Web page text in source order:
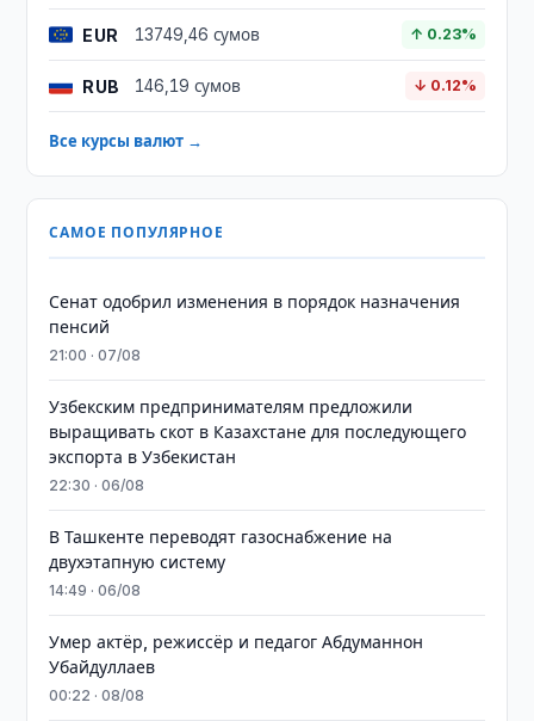
EUR 13749,46 сумов ↑ 0.23%
RUB 146,19 сумов ↓ 0.12%
Все курсы валют →
САМОЕ ПОПУЛЯРНОЕ
Сенат одобрил изменения в порядок назначения
пенсий
21:00 · 07/08
Узбекским предпринимателям предложили
выращивать скот в Казахстане для последующего
экспорта в Узбекистан
22:30 · 06/08
В Ташкенте переводят газоснабжение на
двухэтапную систему
14:49 · 06/08
Умер актёр, режиссёр и педагог Абдуманнон
Убайдуллаев
00:22 · 08/08